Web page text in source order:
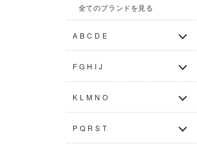
全てのブランドを見る
A B C D E
F G H I J
K L M N O
P Q R S T